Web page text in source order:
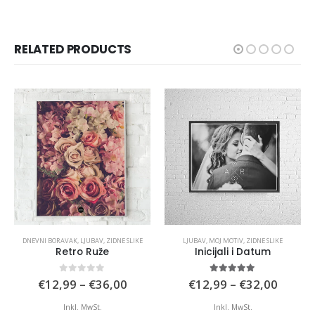
RELATED PRODUCTS
DNEVNI BORAVAK, LJUBAV, ZIDNE SLIKE
Retro Ruže
0out of 5
€12,99 – €36,00Price
Inkl. MwSt.
LJUBAV, MOJ MOTIV, ZIDNE SLIKE
Inicijali i Datum
5.00 out of 5
€12,99 – €32,00Price
Inkl. MwSt.